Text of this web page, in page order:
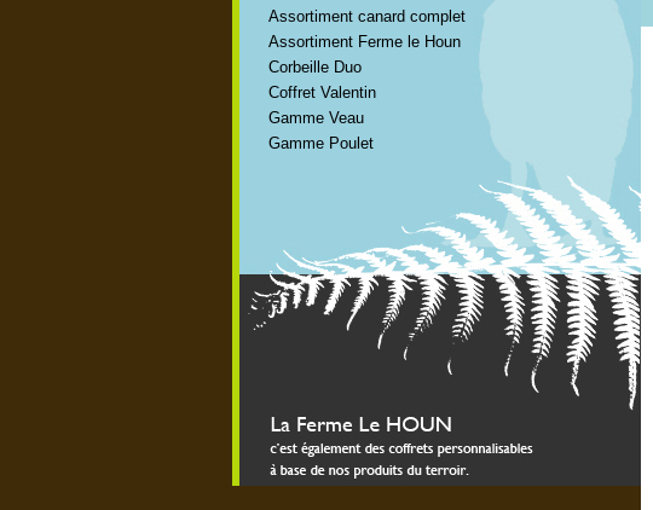
Assortiment canard complet
Assortiment Ferme le Houn
Corbeille Duo
Coffret Valentin
Gamme Veau
Gamme Poulet